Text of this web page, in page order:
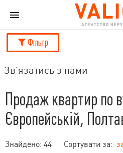
Фільтр
Зв'язатись з нами
Продаж квартир по
Європейській,
Знайдено: 44 Сортувати за: